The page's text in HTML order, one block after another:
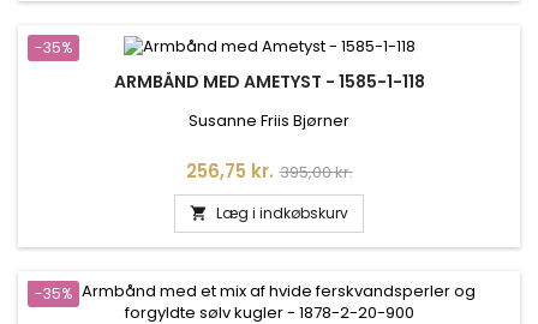
-35%
ARMBÅND MED AMETYST - 1585-1-118
Susanne Friis Bjørner
Pris
256,75 kr. Normalpris
395,00 kr.
 Læg i indkøbskurv
-35%